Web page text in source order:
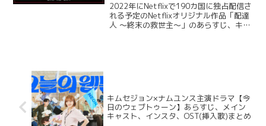
2022年にNetflixで190カ国に独占配信さ
れる予定のNetflixオリジナル作品「配達
人 ～終末の救世主～」のあらすじ、キャ
キムセジョン×ナムユンス主演ドラマ【今
日のウェブトゥーン】あらすじ、メイン
キャスト、インスタ、OST(挿入歌)まとめ